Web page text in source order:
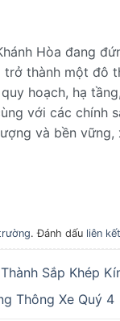
Hòa đang
thành một đô
hoạch, hạ
với các chính
và bền vững,
. Đánh dấu liên
Sắp Khép
Thông Xe Quý 4